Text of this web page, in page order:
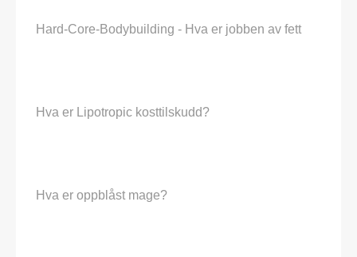
Hard-Core-Bodybuilding - Hva er jobben av fett
Hva er Lipotropic kosttilskudd?
Hva er oppblåst mage?